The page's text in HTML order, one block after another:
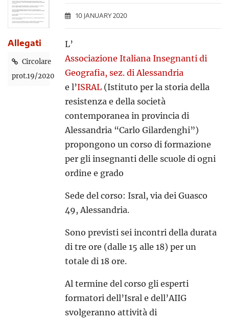
Allegati
Circolare
prot.19/2020
10 JANUARY 2020
L’
Associazione Italiana Insegnanti di
Geografia, sez. di Alessandria
e l’ISRAL (Istituto per la storia della
resistenza e della società
contemporanea in provincia di
Alessandria “Carlo Gilardenghi”)
propongono un corso di formazione
per gli insegnanti delle scuole di ogni
ordine e grado
Sede del corso: Isral, via dei Guasco
49, Alessandria.
Sono previsti sei incontri della durata
di tre ore (dalle 15 alle 18) per un
totale di 18 ore.
Al termine del corso gli esperti
formatori dell’Isral e dell’AIIG
svolgeranno attività di